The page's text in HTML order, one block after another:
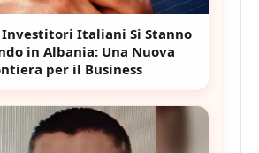
Investitori Italiani Si Stanno
in Albania: Una Nuova
per il Business